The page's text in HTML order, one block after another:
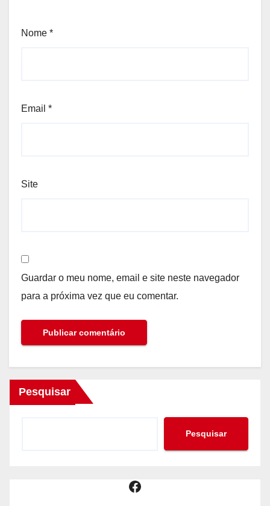
Nome *
Email *
Site
Guardar o meu nome, email e site neste navegador
para a próxima vez que eu comentar.
Pesquisar
Pesquisar
Facebook